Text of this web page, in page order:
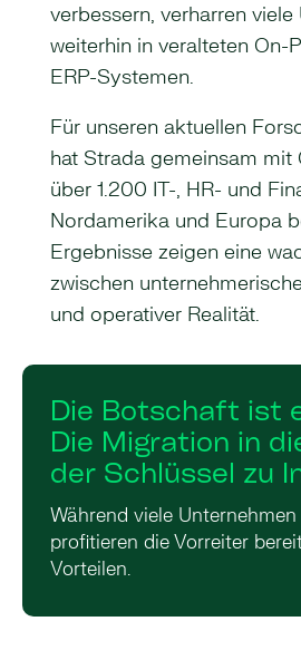
verbessern, verharren
weiterhin in veralteten On-
ERP-Systemen.
Für unseren aktuellen
hat Strada gemeinsam mit
über 1.200 IT-, HR- und
Nordamerika und Europa
Ergebnisse zeigen eine
zwischen
und operativer Realität.
Die Botschaft ist
Die Migration in
der Schlüssel zu
Während viele
profitieren die Vorreiter
Vorteilen.